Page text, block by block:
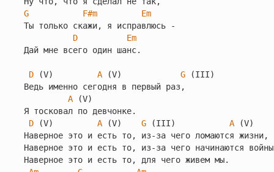
G
F#m
Em
Ты только скажи, я исправлюсь -
D
Em
Дай мне всего один шанс.
D (V) A (V) G (III)
Ведь именно сегодня в первый раз,
A (V)
Я тосковал по девчонке.
D (V) A (V) G (III) A (V)
Наверное это и есть то, из-за чего ломаются жизни,
Наверное это и есть то, из-за чего начинаются
Наверное это и есть то, для чего живем мы.